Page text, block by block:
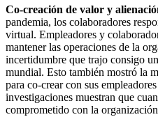
Co-creación de valor y
pandemia, los colaboradores
virtual. Empleadores y
mantener las operaciones de la
incertidumbre que trajo consigo
mundial. Esto también mostró la
para co-crear con sus
investigaciones muestran que
comprometido con la